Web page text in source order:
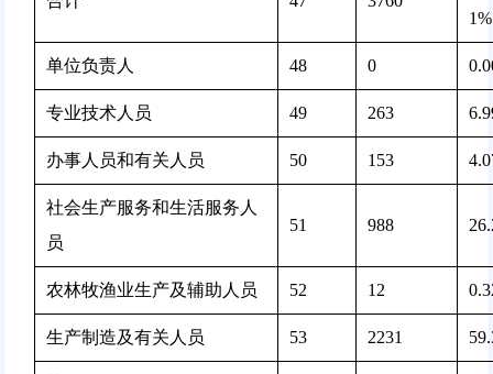
1%
单位负责人 48 0
专业技术人员 49 263
办事人员和有关人员 50 153
社会生产服务和生活服务人
员
51 988
农林牧渔业生产及辅助人员 52 12
生产制造及有关人员 53 2231